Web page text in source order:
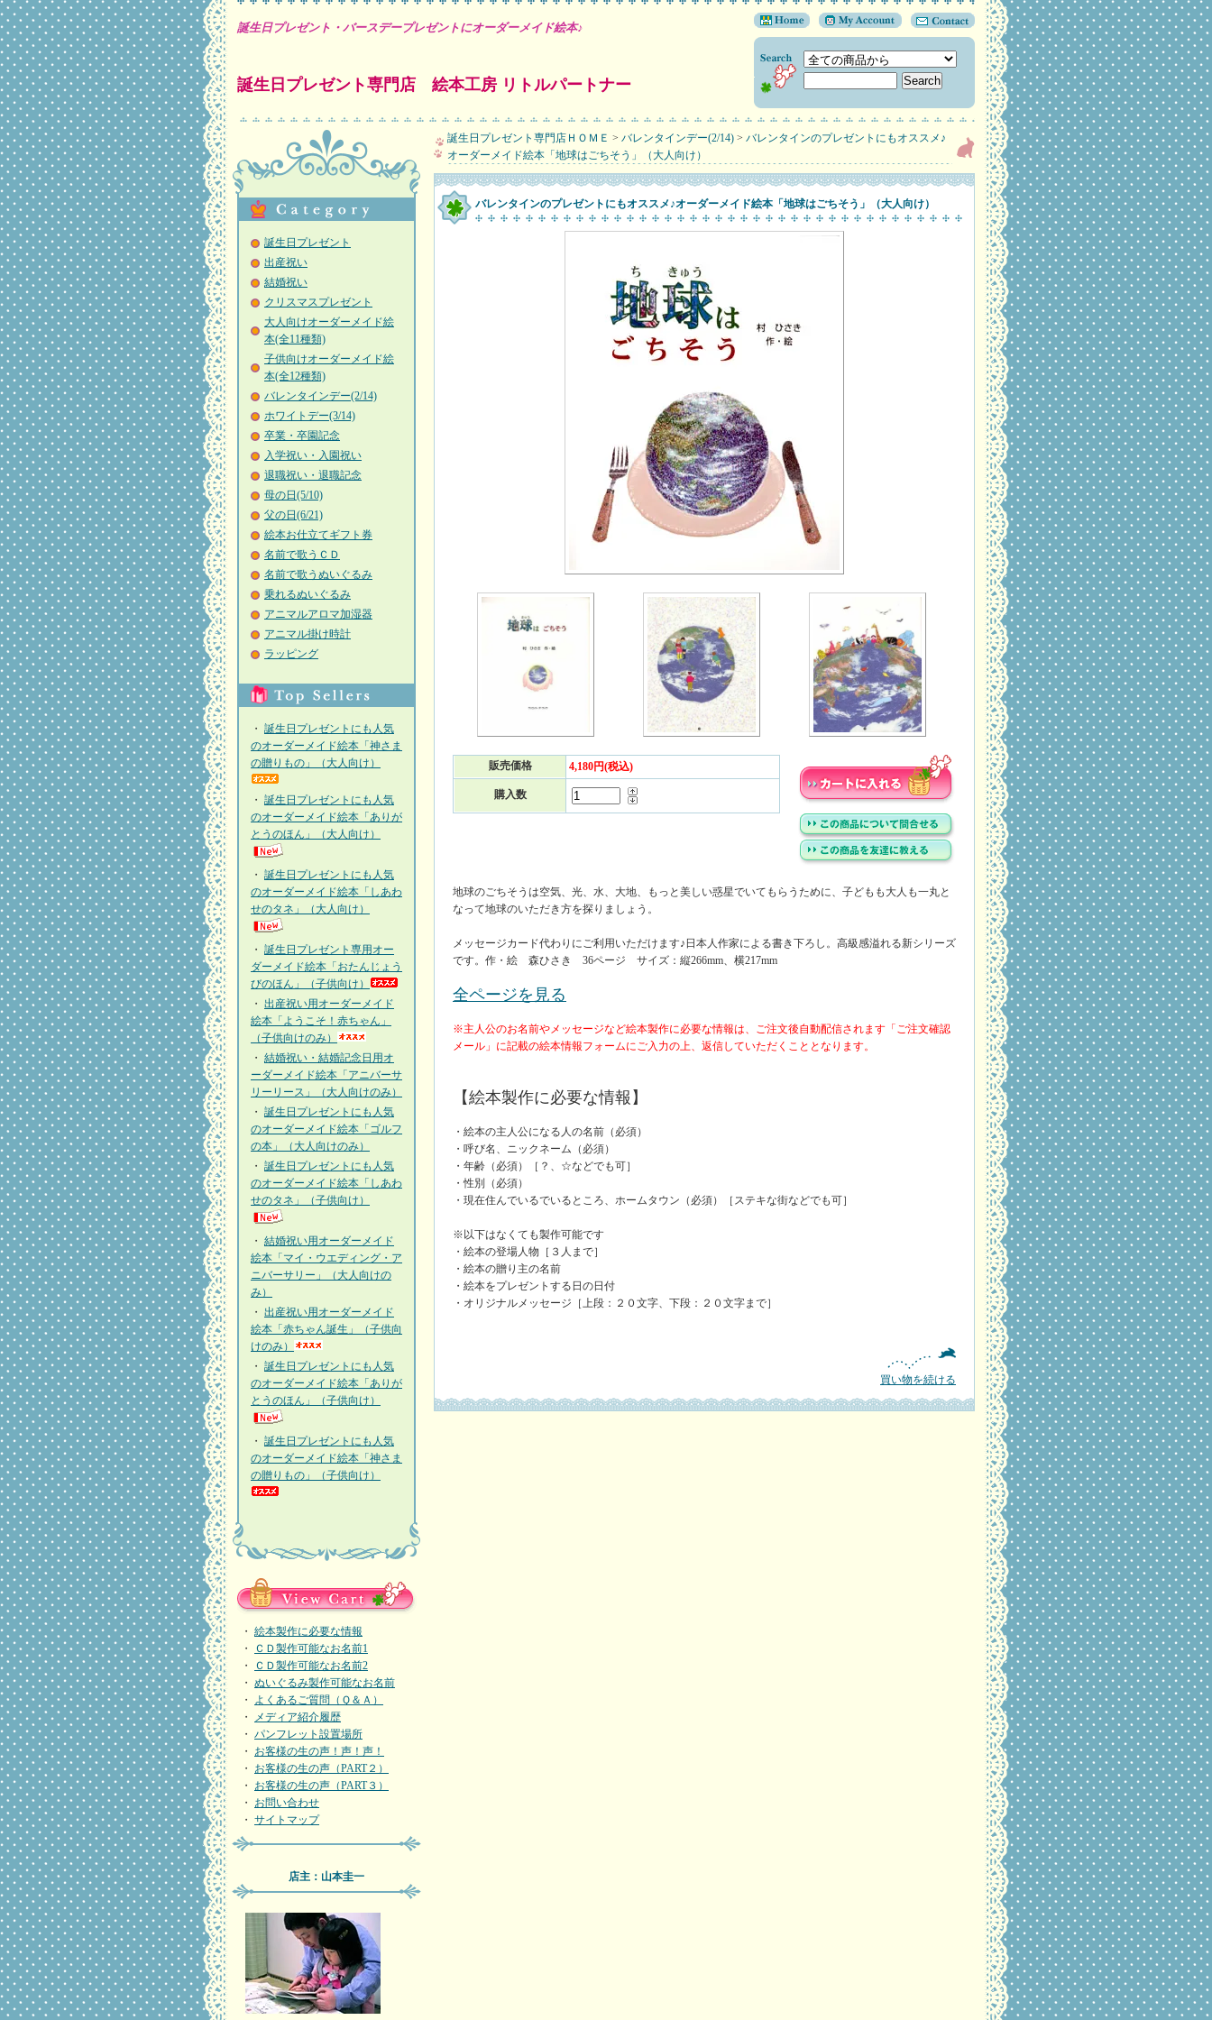
誕生日プレゼント・バースデープレゼントにオーダーメイド絵本♪
誕生日プレゼント専門店 絵本工房 リトルパートナー
誕生日プレゼント
出産祝い
結婚祝い
クリスマスプレゼント
大人向けオーダーメイド絵
本(全11種類)
子供向けオーダーメイド絵
本(全12種類)
バレンタインデー(2/14)
ホワイトデー(3/14)
卒業・卒園記念
入学祝い・入園祝い
退職祝い・退職記念
母の日(5/10)
父の日(6/21)
絵本お仕立てギフト券
名前で歌うＣＤ
名前で歌うぬいぐるみ
乗れるぬいぐるみ
アニマルアロマ加湿器
アニマル掛け時計
ラッピング
・ 誕生日プレゼントにも人気
のオーダーメイド絵本「神さま
の贈りもの」（大人向け）
・ 誕生日プレゼントにも人気
のオーダーメイド絵本「ありが
とうのほん」（大人向け）
・ 誕生日プレゼントにも人気
のオーダーメイド絵本「しあわ
せのタネ」（大人向け）
・ 誕生日プレゼント専用オー
ダーメイド絵本「おたんじょう
びのほん」（子供向け）
・ 出産祝い用オーダーメイド
絵本「ようこそ！赤ちゃん」
（子供向けのみ）
・ 結婚祝い・結婚記念日用オ
ーダーメイド絵本「アニバーサ
リーリース」（大人向けのみ）
・ 誕生日プレゼントにも人気
のオーダーメイド絵本「ゴルフ
の本」（大人向けのみ）
・ 誕生日プレゼントにも人気
のオーダーメイド絵本「しあわ
せのタネ」（子供向け）
・ 結婚祝い用オーダーメイド
絵本「マイ・ウエディング・ア
ニバーサリー」（大人向けの
み）
・ 出産祝い用オーダーメイド
絵本「赤ちゃん誕生」（子供向
けのみ）
・ 誕生日プレゼントにも人気
のオーダーメイド絵本「ありが
とうのほん」（子供向け）
・ 誕生日プレゼントにも人気
のオーダーメイド絵本「神さま
の贈りもの」（子供向け）
・ 絵本製作に必要な情報
・
ＣＤ製作可能なお名前1
・
ＣＤ製作可能なお名前2
・ ぬいぐるみ製作可能なお名前
・ よくあるご質問（Ｑ＆Ａ）
・
メディア紹介履歴
・ パンフレット設置場所
・ お客様の生の声！声！声！
・ お客様の生の声（PART２）
・ お客様の生の声（PART３）
・ お問い合わせ
・ サイトマップ
店主：山本圭一
誕生日プレゼント専門店ＨＯＭＥ > バレンタインデー(2/14) > バレンタインのプレゼントにもオススメ♪
オーダーメイド絵本「地球はごちそう」（大人向け）
バレンタインのプレゼントにもオススメ♪オーダーメイド絵本「地球はごちそう」（大人向け）
販売価格 4,180円(税込)
購入数
地球のごちそうは空気、光、水、大地、もっと美しい惑星でいてもらうために、子どもも大人も一丸と
なって地球のいただき方を探りましょう。
メッセージカード代わりにご利用いただけます♪日本人作家による書き下ろし。高級感溢れる新シリーズ
です。作・絵 森ひさき 36ページ サイズ：縦266mm、横217mm
全ページを見る
※主人公のお名前やメッセージなど絵本製作に必要な情報は、ご注文後自動配信されます「ご注文確認
メール」に記載の絵本情報フォームにご入力の上、返信していただくこととなります。
【絵本製作に必要な情報】
・絵本の主人公になる人の名前（必須）
・呼び名、ニックネーム（必須）
・年齢（必須）［？、☆などでも可］
・性別（必須）
・現在住んでいるでいるところ、ホームタウン（必須）［ステキな街などでも可］
※以下はなくても製作可能です
・絵本の登場人物［３人まで］
・絵本の贈り主の名前
・絵本をプレゼントする日の日付
・オリジナルメッセージ［上段：２０文字、下段：２０文字まで］
買い物を続ける